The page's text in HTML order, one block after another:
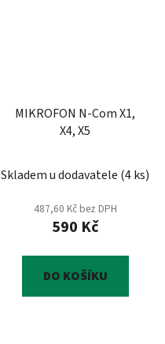
MIKROFON N-Com X1,
X4, X5
Skladem u dodavatele (4 ks)
487,60 Kč bez DPH
590 Kč
DO KOŠÍKU